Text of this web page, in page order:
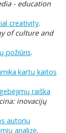
- education
creativity.
of culture and
požiūris.
kartų kaitos
raiška
inovacijų
autorių
analizė.